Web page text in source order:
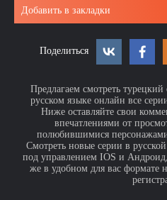
Добавить в закладки
Поделиться
Предлагаем смотреть
русском языке онлайн все
Ниже оставляйте свои
впечатлениями от
полюбившимися
Смотреть новые серии в
под управлением IOS и
же в удобном для вас формате